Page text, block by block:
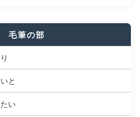
毛筆の部
り
いと
たい